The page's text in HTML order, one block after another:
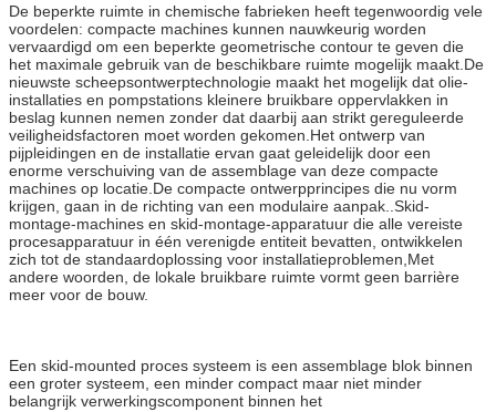
De beperkte ruimte in chemische fabrieken heeft tegenwoordig vele
voordelen: compacte machines kunnen nauwkeurig worden
vervaardigd om een beperkte geometrische contour te geven die
het maximale gebruik van de beschikbare ruimte mogelijk maakt.De
nieuwste scheepsontwerptechnologie maakt het mogelijk dat olie-
installaties en pompstations kleinere bruikbare oppervlakken in
beslag kunnen nemen zonder dat daarbij aan strikt gereguleerde
veiligheidsfactoren moet worden gekomen.Het ontwerp van
pijpleidingen en de installatie ervan gaat geleidelijk door een
enorme verschuiving van de assemblage van deze compacte
machines op locatie.De compacte ontwerpprincipes die nu vorm
krijgen, gaan in de richting van een modulaire aanpak..Skid-
montage-machines en skid-montage-apparatuur die alle vereiste
procesapparatuur in één verenigde entiteit bevatten, ontwikkelen
zich tot de standaardoplossing voor installatieproblemen,Met
andere woorden, de lokale bruikbare ruimte vormt geen barrière
meer voor de bouw.
Een skid-mounted proces systeem is een assemblage blok binnen
een groter systeem, een minder compact maar niet minder
belangrijk verwerkingscomponent binnen het